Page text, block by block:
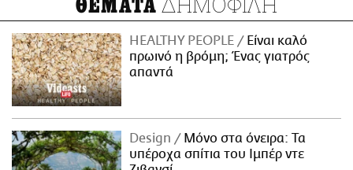
ΘΕΜΑΤΑ
HEALTHY PEOPLE
Είναι καλό
πρωινό η βρόμη; Ένας γιατρός
απαντά
Design
Μόνο στα όνειρα: Τα
υπέροχα σπίτια του Ιμπέρ ντε